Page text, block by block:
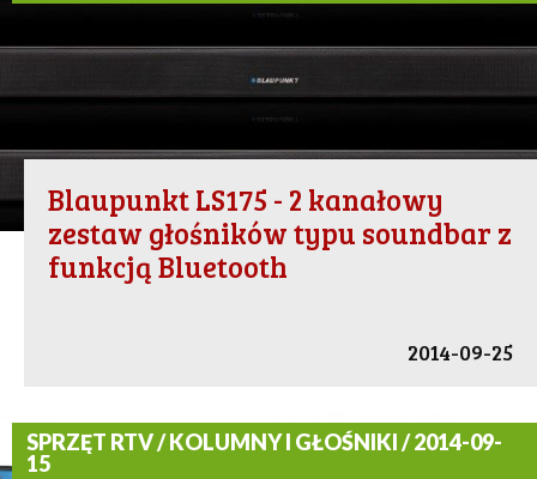
Blaupunkt LS175 - 2 kanałowy
zestaw głośników typu soundbar z
funkcją Bluetooth
2014-09-25
SPRZĘT RTV / KOLUMNY I GŁOŚNIKI / 2014-09-
15